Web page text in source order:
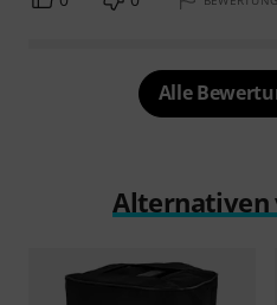
Alle
Alternativen